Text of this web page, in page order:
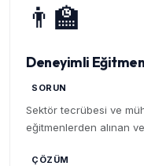
👨‍🏫
Deneyimli
SORUN
Sektör tecrübesi ve
eğitmenlerden alınan
ÇÖZÜM